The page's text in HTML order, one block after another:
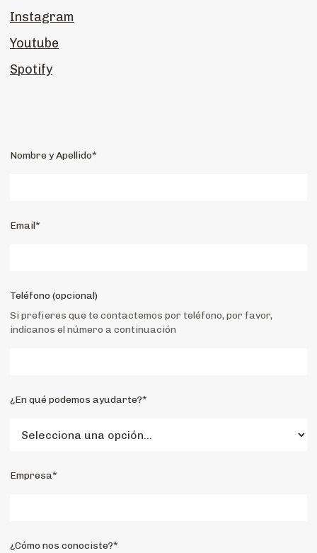
Instagram
Youtube
Spotify
Nombre y Apellido*
Email*
Teléfono (opcional)
Si prefieres que te contactemos por teléfono, por favor,
indícanos el número a continuación
¿En qué podemos ayudarte?*
Empresa*
¿Cómo nos conociste?*